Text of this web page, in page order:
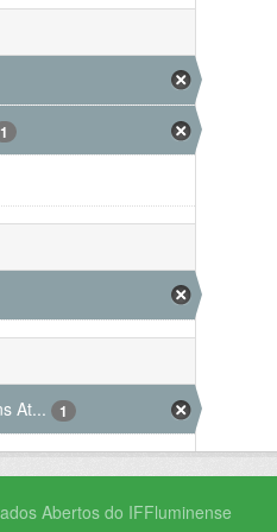
1
At...
1
Abertos do IFFluminense